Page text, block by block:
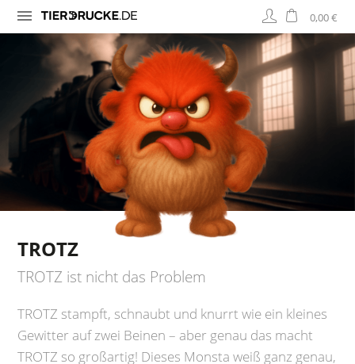
0,00 €
TROTZ
TROTZ ist nicht das Problem
TROTZ stampft, schnaubt und knurrt wie ein kleines
Gewitter auf zwei Beinen – aber genau das macht
TROTZ so großartig! Dieses Monsta weiß ganz genau,